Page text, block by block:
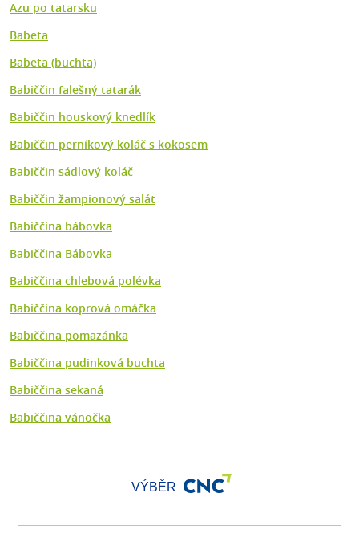
Azu po tatarsku
Babeta
Babeta (buchta)
Babiččin falešný tatarák
Babiččin houskový knedlík
Babiččin perníkový koláč s kokosem
Babiččin sádlový koláč
Babiččin žampionový salát
Babiččina bábovka
Babiččina Bábovka
Babiččina chlebová polévka
Babiččina koprová omáčka
Babiččina pomazánka
Babiččina pudinková buchta
Babiččina sekaná
Babiččina vánočka
VÝBĚR